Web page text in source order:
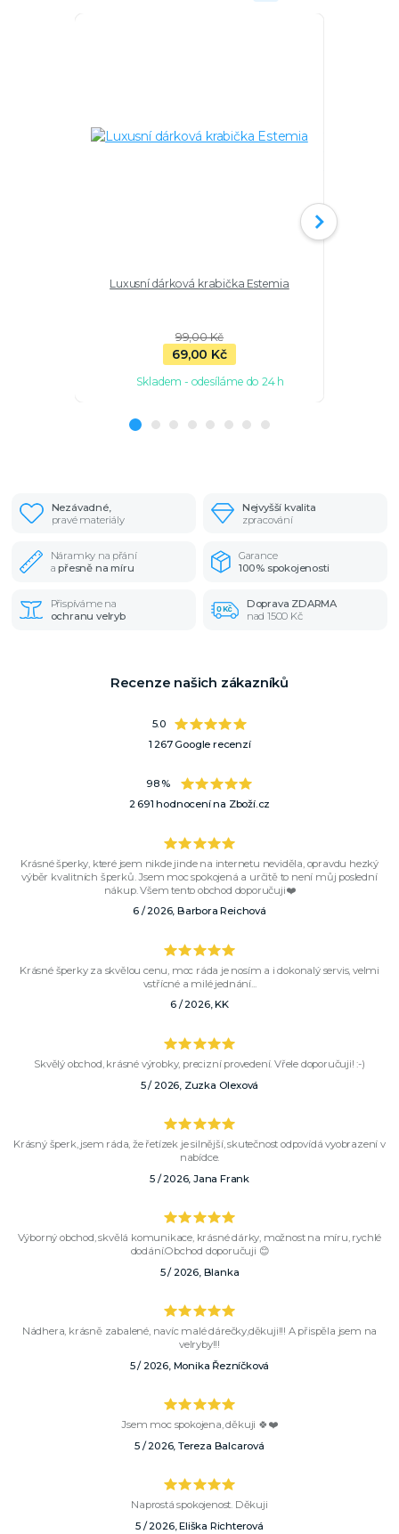
Luxusní dárková krabička Estemia
99,00 Kč
69,00 Kč
Skladem - odesíláme do 24 h
Nezávadné,
pravé materiály
Nejvyšší kvalita
zpracování
Náramky na přání
apřesně na míru
Garance
100% spokojenosti
Přispíváme na
ochranu velryb
Doprava ZDARMA
nad 1500 Kč
Recenze našich zákazníků
5.0
1 267 Google recenzí
98 %
2 691 hodnocení na Zboží.cz
Krásné šperky, které jsem nikde jinde na internetu neviděla, opravdu hezký
výběr kvalitních šperků. Jsem moc spokojená a určitě to není můj poslední
nákup. Všem tento obchod doporučuji❤️
6 / 2026, Barbora Reichová
Krásné šperky za skvělou cenu, moc ráda je nosím a i dokonalý servis, velmi
vstřícné a milé jednání...
6 / 2026, KK
Skvělý obchod, krásné výrobky, precizní provedení. Vřele doporučuji! :-)
5 / 2026, Zuzka Olexová
Krásný šperk, jsem ráda, že řetízek je silnější, skutečnost odpovídá vyobrazení v
nabídce.
5 / 2026, Jana Frank
Výborný obchod, skvělá komunikace, krásné dárky, možnost na míru, rychlé
dodání.Obchod doporučuji 😊
5 / 2026, Blanka
Nádhera, krásně zabalené, navíc malé dárečky,děkuji!!! A přispěla jsem na
velryby!!!
5 / 2026, Monika Řezníčková
Jsem moc spokojena, děkuji 🍀❤️
5 / 2026, Tereza Balcarová
Naprostá spokojenost. Děkuji
5 / 2026, Eliška Richterová